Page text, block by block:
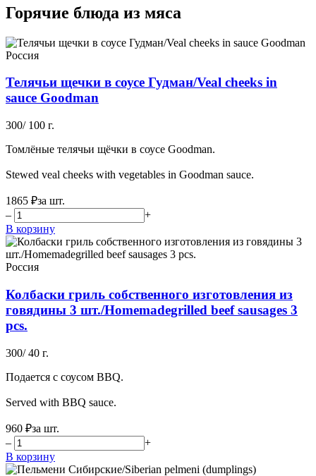
Горячие блюда из мяса
Россия
Телячьи щечки в соусе Гудман/Veal cheeks in
sauce Goodman
300/ 100 г.
Томлёные телячьи щёчки в соусе Goodman.
Stewed veal cheeks with vegetables in Goodman sauce.
1865 ₽за шт.
–
+
В корзину
Россия
Колбаски гриль собственного изготовления из
говядины 3 шт./Homemadegrilled beef sausages 3
pcs.
300/ 40 г.
Подается с соусом BBQ.
Served with BBQ sauce.
960 ₽за шт.
–
+
В корзину